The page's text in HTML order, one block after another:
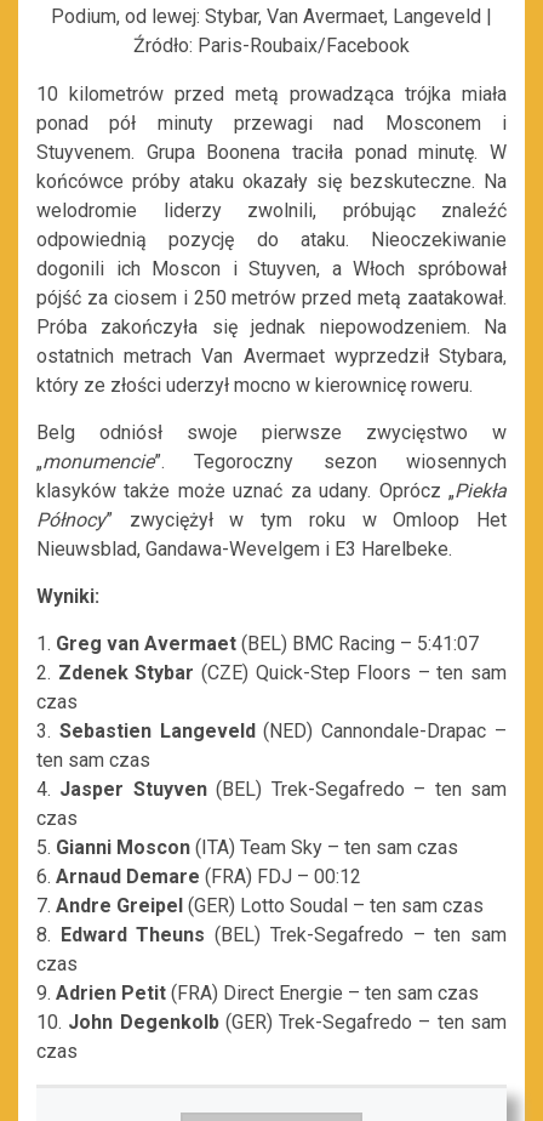
Podium, od lewej: Stybar, Van Avermaet, Langeveld |
Źródło: Paris-Roubaix/Facebook
10 kilometrów przed metą prowadząca trójka miała
ponad pół minuty przewagi nad Mosconem i
Stuyvenem. Grupa Boonena traciła ponad minutę. W
końcówce próby ataku okazały się bezskuteczne. Na
welodromie liderzy zwolnili, próbując znaleźć
odpowiednią pozycję do ataku. Nieoczekiwanie
dogonili ich Moscon i Stuyven, a Włoch spróbował
pójść za ciosem i 250 metrów przed metą zaatakował.
Próba zakończyła się jednak niepowodzeniem. Na
ostatnich metrach Van Avermaet wyprzedził Stybara,
który ze złości uderzył mocno w kierownicę roweru.
Belg odniósł swoje pierwsze zwycięstwo w
„monumencie”. Tegoroczny sezon wiosennych
klasyków także może uznać za udany. Oprócz „Piekła
Północy” zwyciężył w tym roku w Omloop Het
Nieuwsblad, Gandawa-Wevelgem i E3 Harelbeke.
Wyniki:
1. Greg van Avermaet (BEL) BMC Racing – 5:41:07
2. Zdenek Stybar (CZE) Quick-Step Floors – ten sam
czas
3. Sebastien Langeveld (NED) Cannondale-Drapac –
ten sam czas
4. Jasper Stuyven(BEL) Trek-Segafredo – ten sam
czas
5. Gianni Moscon (ITA) Team Sky – ten sam czas
6. Arnaud Demare (FRA) FDJ – 00:12
7. Andre Greipel (GER) Lotto Soudal – ten sam czas
8.
Edward Theuns (BEL) Trek-Segafredo – ten sam
czas
9. Adrien Petit (FRA) Direct Energie – ten sam czas
10. John Degenkolb(GER) Trek-Segafredo – ten sam
czas